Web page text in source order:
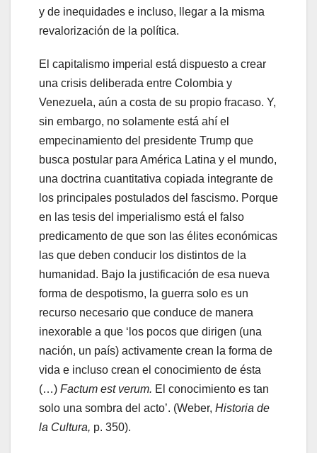
y de inequidades e incluso, llegar a la misma
revalorización de la política.
El capitalismo imperial está dispuesto a crear
una crisis deliberada entre Colombia y
Venezuela, aún a costa de su propio fracaso. Y,
sin embargo, no solamente está ahí el
empecinamiento del presidente Trump que
busca postular para América Latina y el mundo,
una doctrina cuantitativa copiada integrante de
los principales postulados del fascismo. Porque
en las tesis del imperialismo está el falso
predicamento de que son las élites económicas
las que deben conducir los distintos de la
humanidad. Bajo la justificación de esa nueva
forma de despotismo, la guerra solo es un
recurso necesario que conduce de manera
inexorable a que ‘los pocos que dirigen (una
nación, un país) activamente crean la forma de
vida e incluso crean el conocimiento de ésta
(…) Factum est verum. El conocimiento es tan
solo una sombra del acto’. (Weber, Historia de
la Cultura, p. 350).